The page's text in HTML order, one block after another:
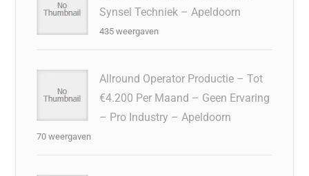
Synsel Techniek – Apeldoorn
435 weergaven
Allround Operator Productie – Tot
€4.200 Per Maand – Geen Ervaring
– Pro Industry – Apeldoorn
70 weergaven